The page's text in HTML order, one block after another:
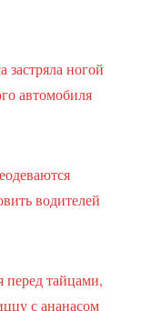
застряла ногой
автомобиля
водителей
перед тайцами,
с ананасом